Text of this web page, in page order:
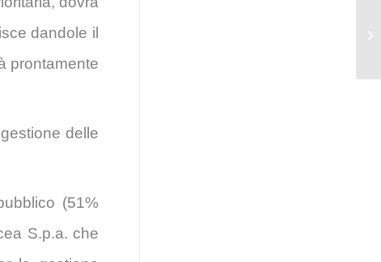
dandole il
prontamente
delle
(51%
S.p.a. che